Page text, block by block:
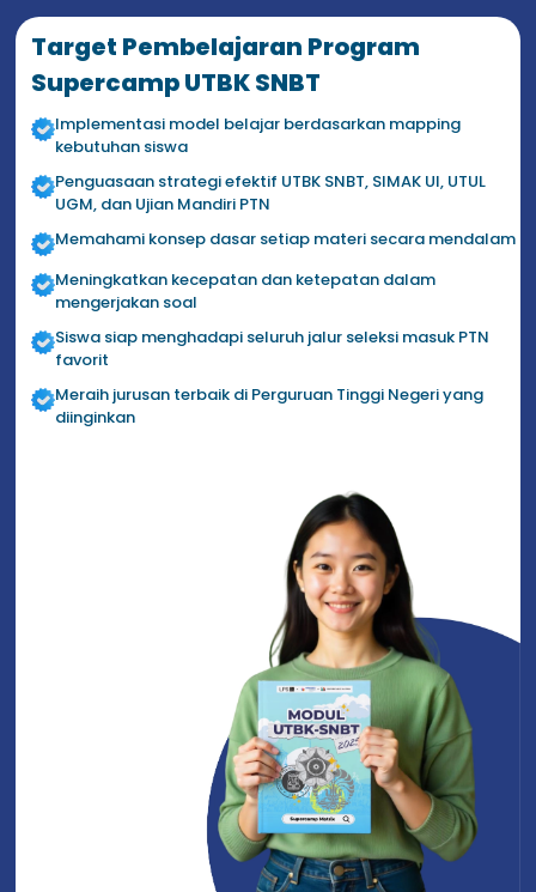
Target Pembelajaran Program
Supercamp UTBK SNBT
Implementasi model belajar berdasarkan mapping
kebutuhan siswa
Penguasaan strategi efektif UTBK SNBT, SIMAK UI, UTUL
UGM, dan Ujian Mandiri PTN
Memahami konsep dasar setiap materi secara mendalam
Meningkatkan kecepatan dan ketepatan dalam
mengerjakan soal
Siswa siap menghadapi seluruh jalur seleksi masuk PTN
favorit
Meraih jurusan terbaik di Perguruan Tinggi Negeri yang
diinginkan